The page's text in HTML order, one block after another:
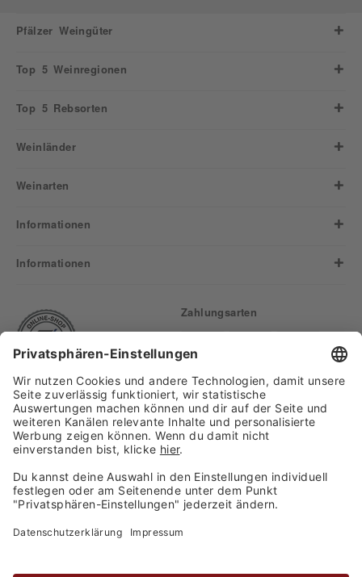
Pfälzer Weingüter
Top 5 Weinregionen
Top 5 Rebsorten
Weinländer
Weinarten
Informationen
Informationen
Versand
Zahlungsarten
Finden Sie uns auf:
Großhandel GmbH